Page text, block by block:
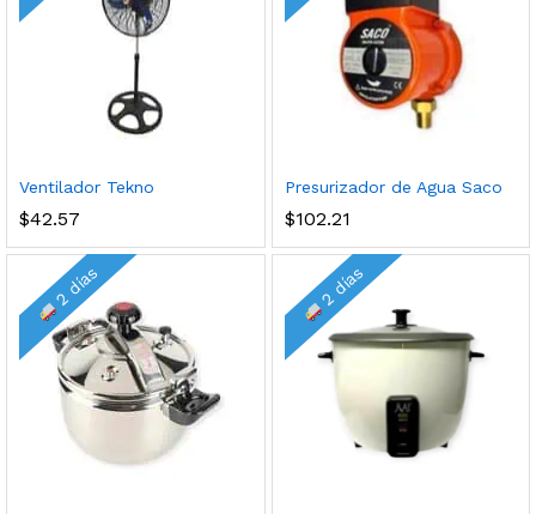
Ventilador Tekno
$42.57
Presurizador de Agua Saco
$102.21
2 días 2 días